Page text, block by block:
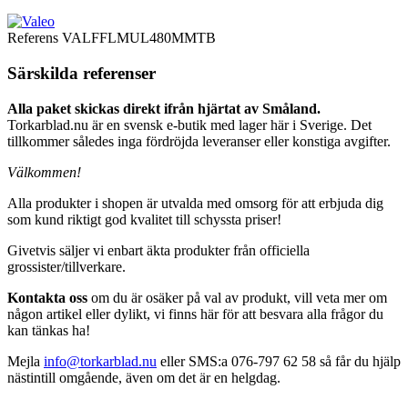
Referens VALFFLMUL480MMTB
Särskilda referenser
Alla paket skickas direkt ifrån hjärtat av Småland.
Torkarblad.nu är en svensk e-butik med lager här i Sverige. Det
tillkommer således inga fördröjda leveranser eller konstiga avgifter.
Välkommen!
Alla produkter i shopen är utvalda med omsorg för att erbjuda dig
som kund riktigt god kvalitet till schyssta priser!
Givetvis säljer vi enbart äkta produkter från officiella
grossister/tillverkare.
Kontakta oss om du är osäker på val av produkt, vill veta mer om
någon artikel eller dylikt, vi finns här för att besvara alla frågor du
kan tänkas ha!
Mejla info@torkarblad.nu eller SMS:a 076-797 62 58 så får du hjälp
nästintill omgående, även om det är en helgdag.